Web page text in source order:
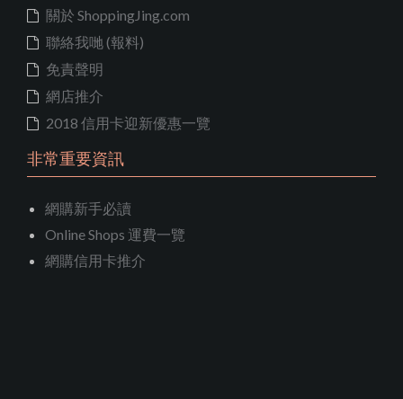
關於 ShoppingJing.com
聯絡我哋 (報料)
免責聲明
網店推介
2018 信用卡迎新優惠一覽
非常重要資訊
網購新手必讀
Online Shops 運費一覽
網購信用卡推介